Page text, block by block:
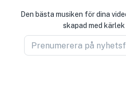
Den bästa musiken för dina
skapad med